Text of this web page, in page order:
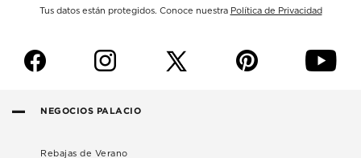
Tus datos están protegidos. Conoce nuestra Política de Privacidad
f i p y
NEGOCIOS PALACIO
Rebajas de Verano